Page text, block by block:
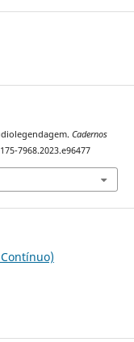
Cadernos
7968.2023.e96477